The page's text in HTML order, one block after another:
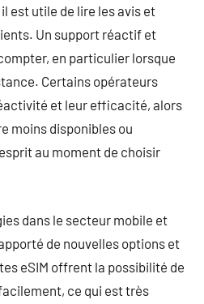
est utile de lire les avis et
Un support réactif et
en particulier lorsque
Certains opérateurs
et leur efficacité, alors
moins disponibles ou
au moment de choisir
dans le secteur mobile et
de nouvelles options et
eSIM offrent la possibilité de
ce qui est très